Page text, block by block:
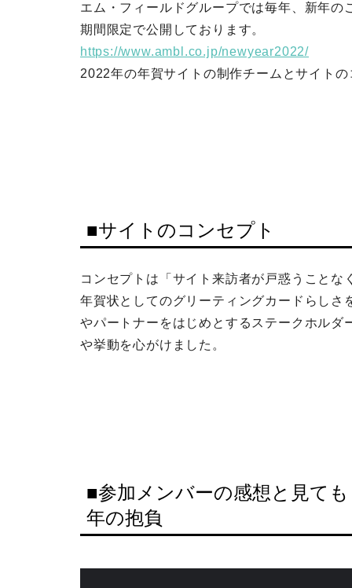
エム・フィールドグループでは毎年、新年の
期間限定で公開しております。
https://www.ambl.co.jp/newyear2022/
2022年の年賀サイトの制作チームとサイト
■サイトのコンセプト
コンセプトは
「サイト来訪者が戸惑うこと
年賀状としてのグリーティングカードらし
やパートナーをはじめとするステークホル
や挙動を心がけました。
■参加メンバーの感想と見て
年の抱負